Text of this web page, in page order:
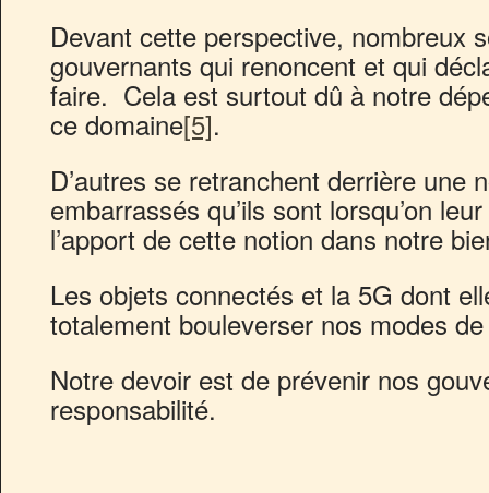
Devant cette perspective, nombreux
gouvernants qui renoncent et qui
faire. Cela est surtout dû à notre
ce domaine[5].
D’autres se retranchent derrière une
embarrassés qu’ils sont lorsqu’on
l’apport de cette notion dans notre
Les objets connectés et la 5G dont
totalement bouleverser nos modes
Notre devoir est de prévenir nos
responsabilité.